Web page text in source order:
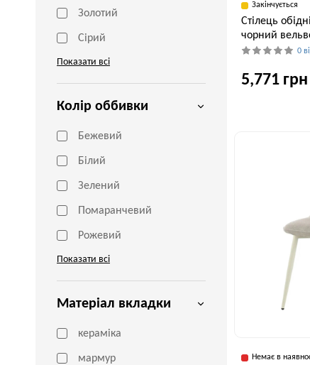
Золотий
Сірий
Показати всі
Колір оббивки
Бежевий
Білий
Зелений
Помаранчевий
Рожевий
Показати всі
Матеріал вкладки
кераміка
мармур
Закінчується
Стілець
чорний
0
5,771 грн
Немає в